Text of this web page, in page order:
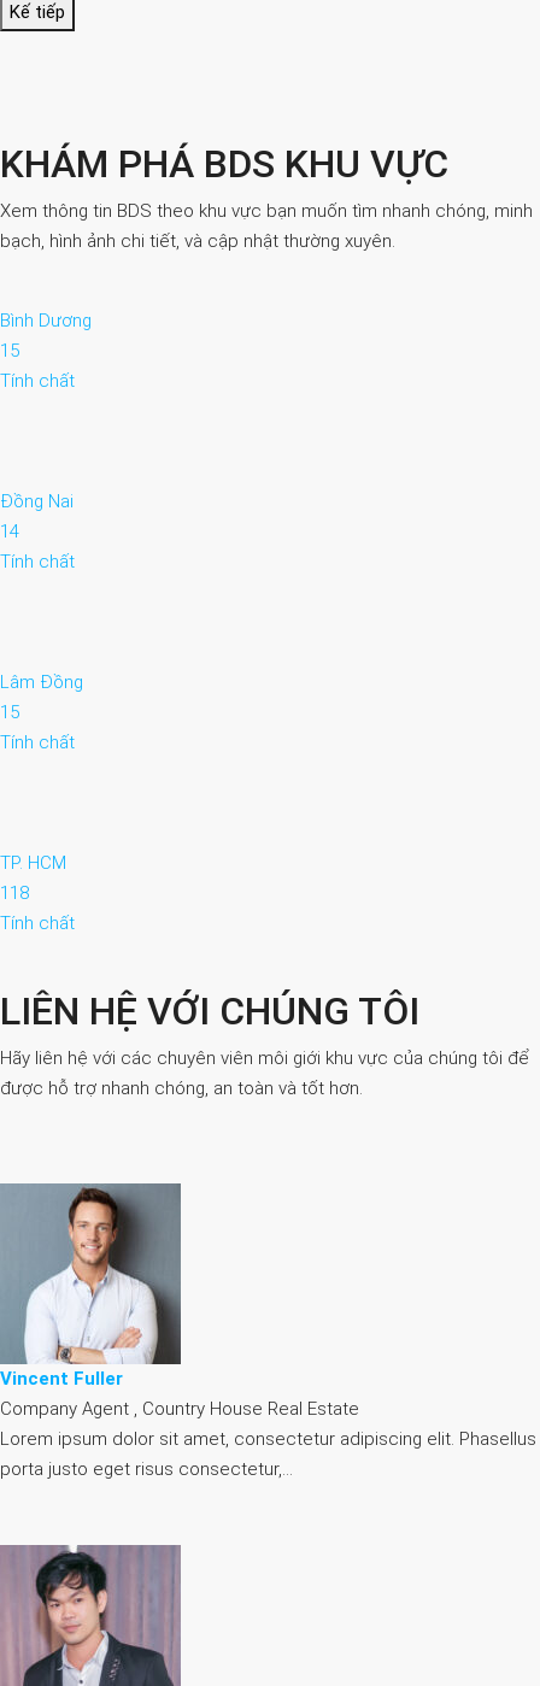
Kế tiếp
KHÁM PHÁ BDS KHU VỰC
Xem thông tin BDS theo khu vực bạn muốn tìm nhanh chóng, minh
bạch, hình ảnh chi tiết, và cập nhật thường xuyên.
Bình Dương
15
Tính chất
Đồng Nai
14
Tính chất
Lâm Đồng
15
Tính chất
TP. HCM
118
Tính chất
LIÊN HỆ VỚI CHÚNG TÔI
Hãy liên hệ với các chuyên viên môi giới khu vực của chúng tôi để
được hỗ trợ nhanh chóng, an toàn và tốt hơn.
Vincent Fuller
Company Agent , Country House Real Estate
Lorem ipsum dolor sit amet, consectetur adipiscing elit. Phasellus
porta justo eget risus consectetur,…